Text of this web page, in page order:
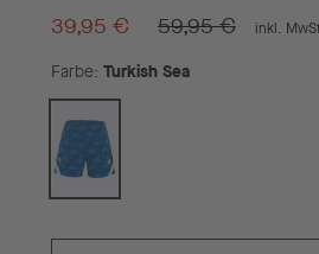
39,95 € 59,95 € inkl.
Farbe Turkish Sea